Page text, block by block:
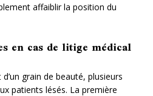
affaiblir la position du
en cas de litige médical
grain de beauté, plusieurs
patients lésés. La première